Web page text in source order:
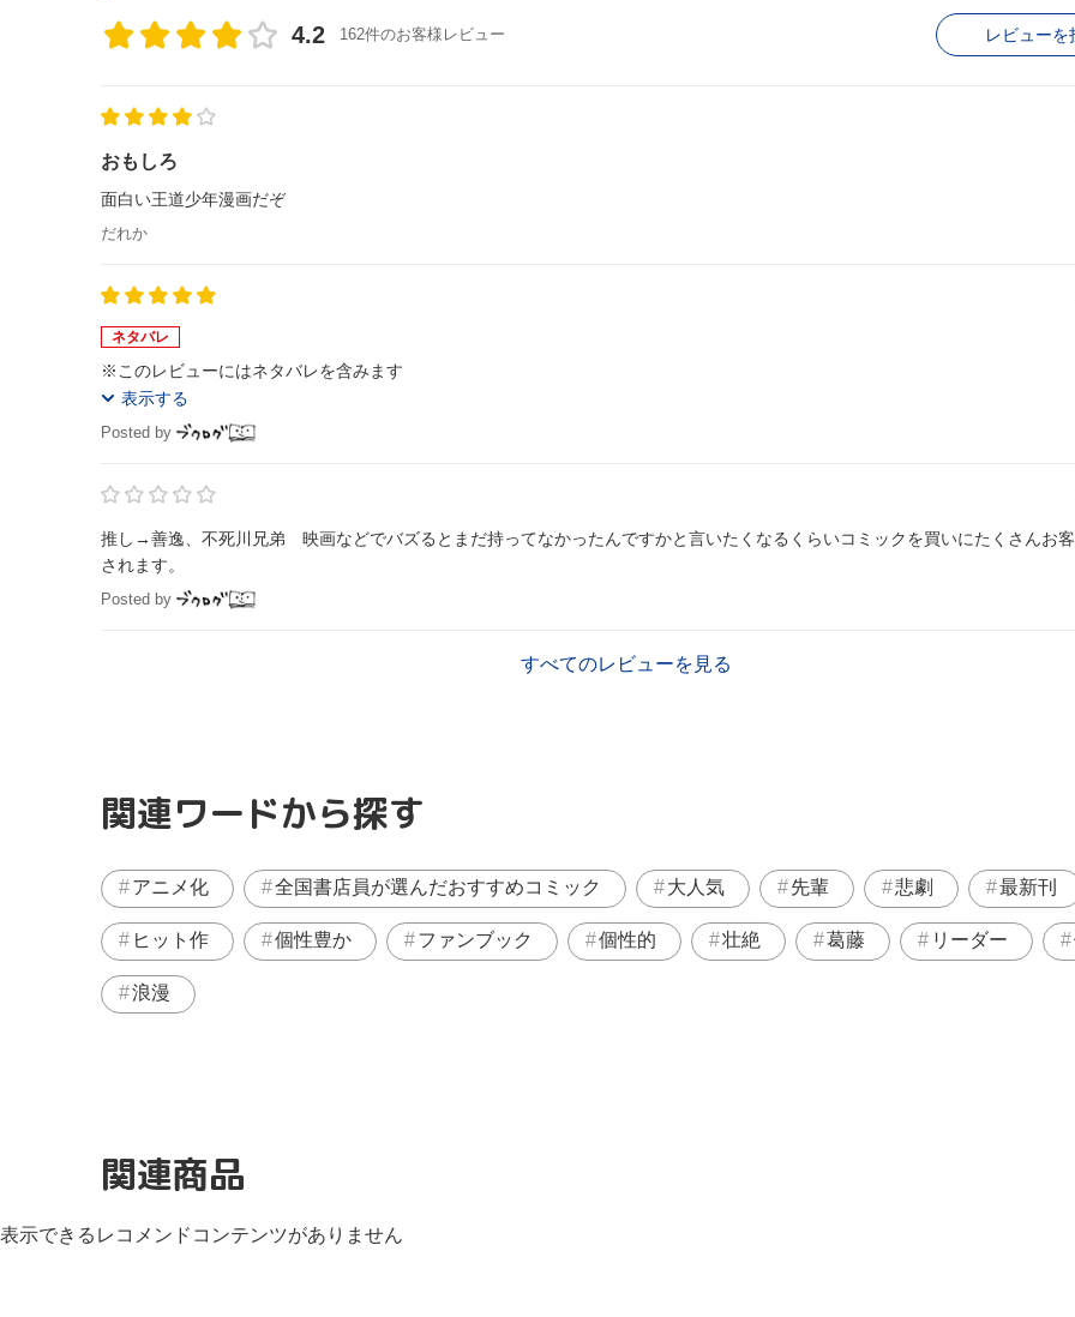
4.2 162件のお客様レビュー レビューを
おもしろ
面白い王道少年漫画だぞ
だれか
ネタバレ
※このレビューにはネタバレを含みます
表示する
Posted by
推し→善逸、不死川兄弟 映画などでバズるとまだ持ってなかったんですかと言いたくなるくらいコミックを買いにたくさんお
されます。
Posted by
すべてのレビューを見る
関連ワードから探す
アニメ化 全国書店員が選んだおすすめコミック 大人気 先輩 悲劇 最新刊
ヒット作 個性豊か ファンブック 個性的 壮絶 葛藤 リーダー
浪漫
関連商品
表示できるレコメンドコンテンツがありません